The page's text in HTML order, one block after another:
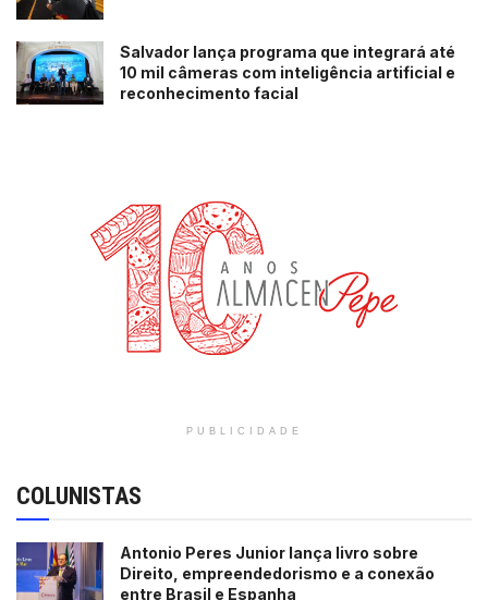
Salvador lança programa que integrará até
10 mil câmeras com inteligência artificial e
reconhecimento facial
PUBLICIDADE
COLUNISTAS
Antonio Peres Junior lança livro sobre
Direito, empreendedorismo e a conexão
entre Brasil e Espanha